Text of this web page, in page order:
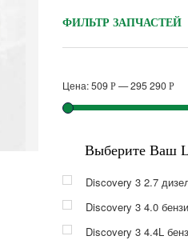
ФИЛЬТР ЗАПЧАСТЕЙ
Цена:509 Р—295 290 Р
Выберите Ваш
Discovery 3 2.7
Discovery 3 4.0
Discovery 3 4.4L